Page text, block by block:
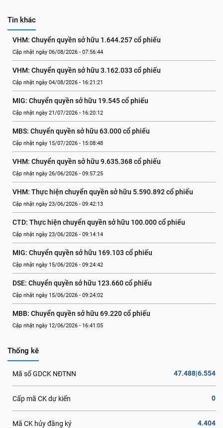
Tin khác
VHM: Chuyển quyền sở hữu 1.644.257 cổ phiếu
Cập nhật ngày 06/08/2026 - 07:56:44
VHM: Chuyển quyền sở hữu 3.162.033 cổ phiếu
Cập nhật ngày 04/08/2026 - 16:21:21
MIG: Chuyển quyền sở hữu 19.545 cổ phiếu
Cập nhật ngày 21/07/2026 - 16:20:12
MBS: Chuyển quyền sở hữu 63.000 cổ phiếu
Cập nhật ngày 15/07/2026 - 15:08:48
VHM: Chuyển quyền sở hữu 9.635.368 cổ phiếu
Cập nhật ngày 26/06/2026 - 09:57:25
VHM: Thực hiện chuyển quyền sở hữu 5.590.892 cổ phiếu
Cập nhật ngày 23/06/2026 - 09:42:13
CTD: Thực hiện chuyển quyền sở hữu 100.000 cổ phiếu
Cập nhật ngày 23/06/2026 - 09:14:14
MIG: Chuyển quyền sở hữu 169.103 cổ phiếu
Cập nhật ngày 15/06/2026 - 09:24:42
DSE: Chuyển quyền sở hữu 123.660 cổ phiếu
Cập nhật ngày 15/06/2026 - 09:24:02
MBB: Chuyển quyền sở hữu 69.220 cổ phiếu
Cập nhật ngày 12/06/2026 - 16:41:05
Thống kê
Mã số GDCK NĐTNN 47.488|6.554
Cấp mã CK dự kiến 0
Mã CK hủy đăng ký 4.404